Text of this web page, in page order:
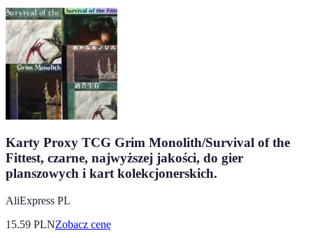
Karty Proxy TCG Grim Monolith/Survival of the
Fittest, czarne, najwyższej jakości, do gier
planszowych i kart kolekcjonerskich.
AliExpress PL
15.59 PLNZobacz cenę